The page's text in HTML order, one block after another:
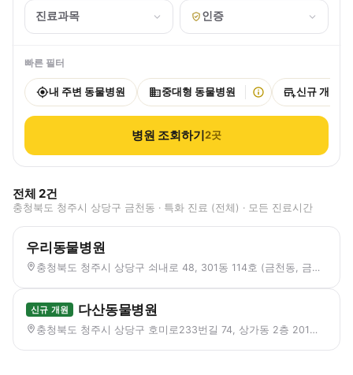
진료과목 인증
빠른 필터
내 주변 동물병원 중대형 동물병원 신규 개원
병원 조회하기2곳
전체 2건
충청북도 청주시 상당구 금천동 · 특화 진료 (전체) · 모든 진료시간
우리동물병원
충청북도 청주시 상당구 쇠내로 48, 301동 114호 (금천동, 금천 센트럴파크 스타힐스)
신규 개원 다산동물병원
충청북도 청주시 상당구 호미로233번길 74, 상가동 2층 201호 (금천동, 장자마을 부영아파트)